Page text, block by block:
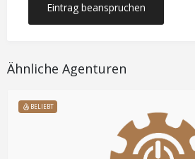
Eintrag beanspruchen
Ähnliche Agenturen
BELIEBT